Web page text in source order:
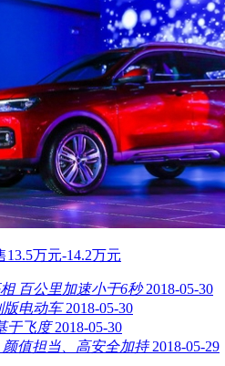
万元-14.2万元
百公里加速小于6秒 2018-05-30
版电动车 2018-05-30
于飞度 2018-05-30
值担当、高安全加持 2018-05-29